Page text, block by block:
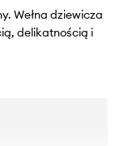
Wełna dziewicza
delikatnością i